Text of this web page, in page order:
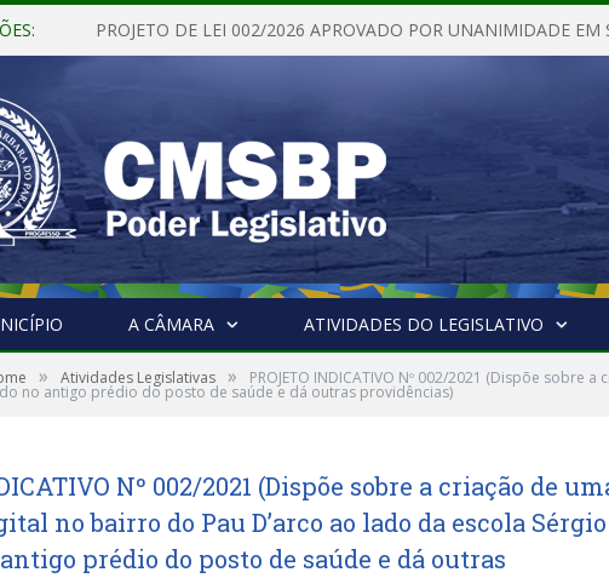
A CÂMARA ATIVIDADES DO LEGISLATIVO
» Atividades Legislativas » PROJETO INDICATIVO Nº 002/2021 (Dispõe
no antigo prédio do posto de saúde e dá outras providências)
Nº 002/2021 (Dispõe sobre a criação de
no bairro do Pau D’arco ao lado da escola Sérgio
prédio do posto de saúde e dá outras